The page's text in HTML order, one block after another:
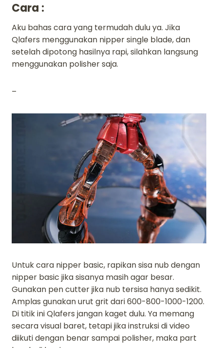
Cara :
Aku bahas cara yang termudah dulu ya. Jika
Qlafers menggunakan nipper single blade, dan
setelah dipotong hasilnya rapi, silahkan langsung
menggunakan polisher saja.
–
Untuk cara nipper basic, rapikan sisa nub dengan
nipper basic jika sisanya masih agar besar.
Gunakan pen cutter jika nub tersisa hanya sedikit.
Amplas gunakan urut grit dari 600-800-1000-1200.
Di titik ini Qlafers jangan kaget dulu. Ya memang
secara visual baret, tetapi jika instruksi di video
diikuti dengan benar sampai polisher, maka part